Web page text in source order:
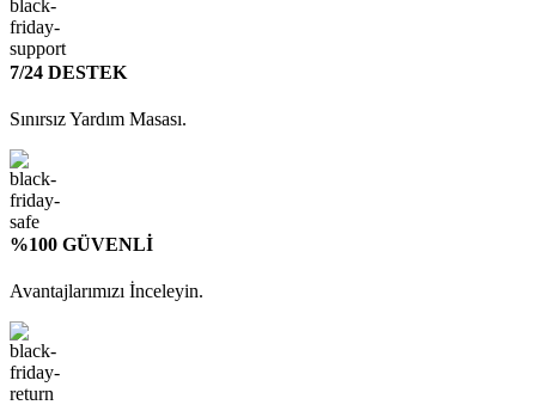
7/24 DESTEK
Sınırsız Yardım Masası.
%100 GÜVENLİ
Avantajlarımızı İnceleyin.